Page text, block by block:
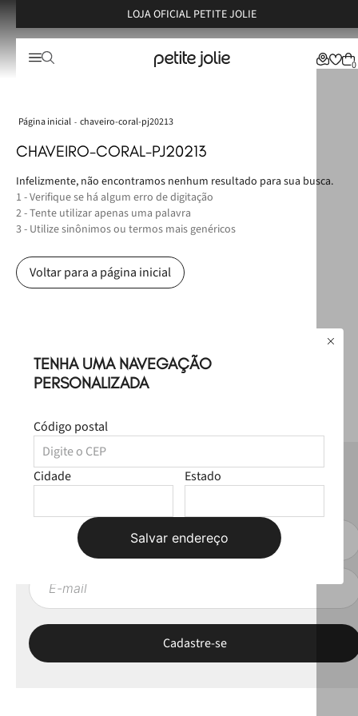
LOJA OFICIAL PETITE JOLIE
TENHA UMA NAVEGAÇÃO
PERSONALIZADA
Código postal
Cidade Estado
Salvar endereço
0
chaveiro-coral-pj20213
CHAVEIRO-CORAL-PJ20213
Infelizmente, não encontramos nenhum resultado para sua busca.
1 - Verifique se há algum erro de digitação
2 - Tente utilizar apenas uma palavra
3 - Utilize sinônimos ou termos mais genéricos
Voltar para a página inicial
NEWSLETTER